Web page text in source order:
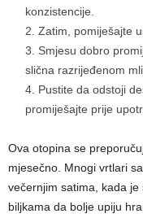
konzistencije.
Zatim, pomiješajte
Smjesu dobro
slična razrijeđenom
Pustite da odstoji
promiješajte prije
Ova otopina se
mjesečno. Mnogi vrtlari
večernjim satima, kada
biljkama da bolje upiju